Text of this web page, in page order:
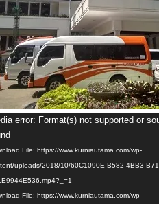
error: Format(s) not supported or
File: https://www.kurniautama.com/wp-
uploads/2018/10/60C1090E-B582-4BB3-
File: https://www.kurniautama.com/wp-